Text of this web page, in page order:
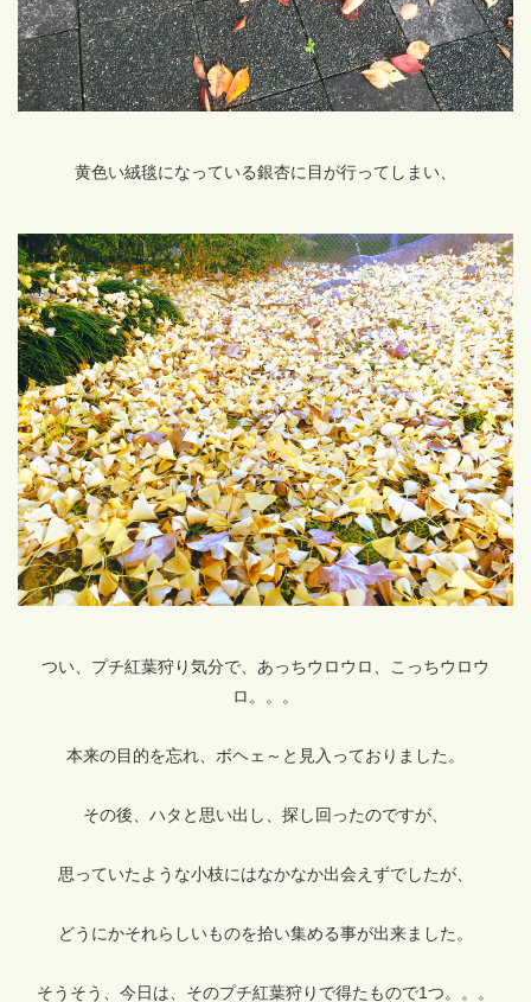
黄色い絨毯になっている銀杏に目が行ってしまい、
つい、プチ紅葉狩り気分で、あっちウロウロ、こっちウロウ
ロ。。。
本来の目的を忘れ、ボヘェ～と見入っておりました。
その後、ハタと思い出し、探し回ったのですが、
思っていたような小枝にはなかなか出会えずでしたが、
どうにかそれらしいものを拾い集める事が出来ました。
そうそう、今日は、そのプチ紅葉狩りで得たもので1つ。。。